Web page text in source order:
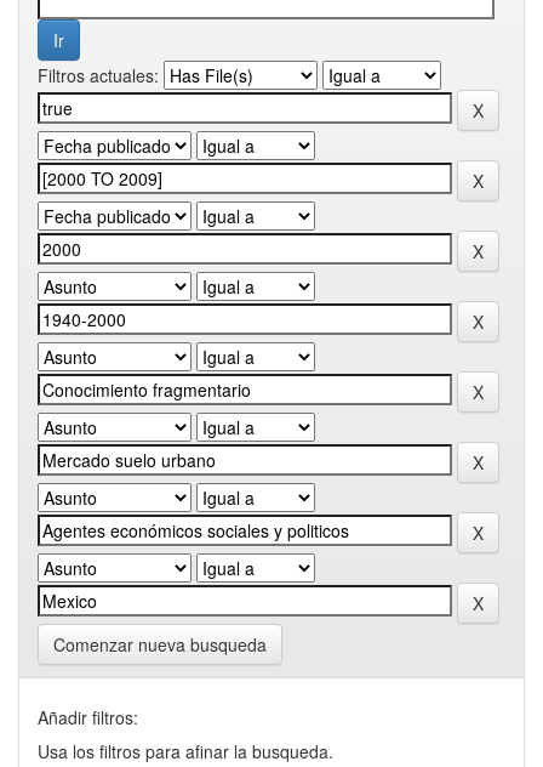
Filtros actuales:
Comenzar nueva busqueda
Añadir filtros:
Usa los filtros para afinar la busqueda.